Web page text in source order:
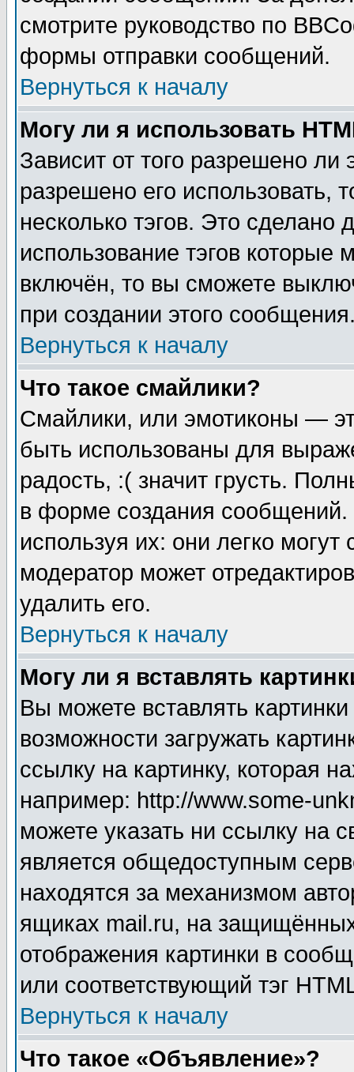
смотрите руководство по
формы отправки сообщений.
Вернуться к началу
Могу ли я использовать
Зависит от того разрешено
разрешено его использовать,
несколько тэгов. Это сделано
использование тэгов
включён, то вы сможете
при создании этого
Вернуться к началу
Что такое смайлики?
Смайлики, или эмотиконы —
быть использованы для
радость, :( значит грусть.
в форме создания сообщений.
используя их: они легко
модератор может
удалить его.
Вернуться к началу
Могу ли я вставлять
Вы можете вставлять
возможности загружать
ссылку на картинку, которая
например: http://www.some-
можете указать ни ссылку на
является общедоступным
находятся за механизмом
ящиках mail.ru, на
отображения картинки в
или соответствующий тэг
Вернуться к началу
Что такое «Объявление»?